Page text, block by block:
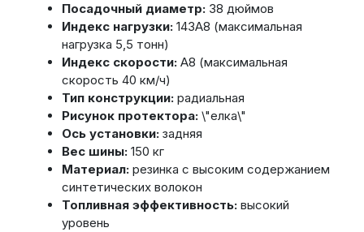
Посадочный диаметр:38 дюймов
Индекс нагрузки:143A8 (максимальная
нагрузка 5,5 тонн)
Индекс скорости:A8 (максимальная
скорость 40 км/ч)
Тип конструкции:радиальная
Рисунок протектора:\"елка\"
Ось установки:задняя
Вес шины:150 кг
Материал:резинка с высоким содержанием
синтетических волокон
Топливная эффективность:высокий
уровень